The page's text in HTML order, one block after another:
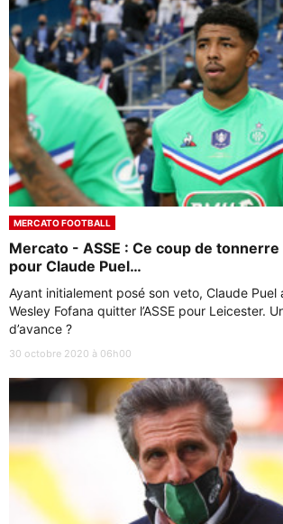
MERCATO FOOTBALL
Mercato - ASSE : Ce coup de
pour Claude Puel…
Ayant initialement posé son veto, Claude Puel
Wesley Fofana quitter l’ASSE pour Leicester.
d’avance ?
30 octobre 2020 à 06h00